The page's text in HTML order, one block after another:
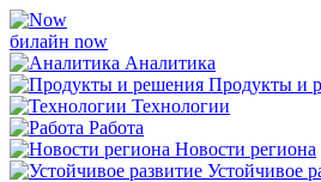
билайн now
Аналитика
Продукты и
Технологии
Работа
Новости региона
Устойчивое